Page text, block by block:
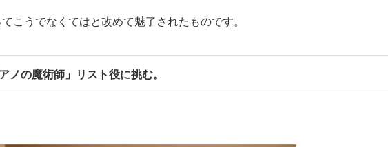
こうでなくてはと改めて魅了されたものです。
ノの魔術師」リスト役に挑む。